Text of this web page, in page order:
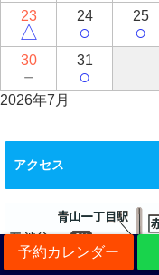
予約カレンダー
23
△
24
○
25
○
30
－
31
○
2026年7月
アクセス